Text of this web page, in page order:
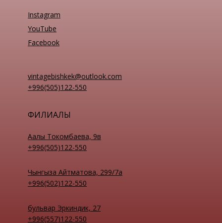
Instagram
YouTube
Facebook
ФИЛИАЛЫ
Аалы Токомбаева, 9в
+996(505)122-550
Чынгыза Айтматова, 299/7а
+996(502)122-550
бульвар Эркиндик, 27
+996(557)122-550
vintagebishkek@outlook.com
+996(505)122-550